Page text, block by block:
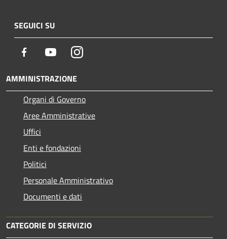
SEGUICI SU
Facebook YoutubeInstagram
AMMINISTRAZIONE
Organi di Governo
Aree Amministrative
Uffici
Enti e fondazioni
Politici
Personale Amministrativo
Documenti e dati
CATEGORIE DI SERVIZIO